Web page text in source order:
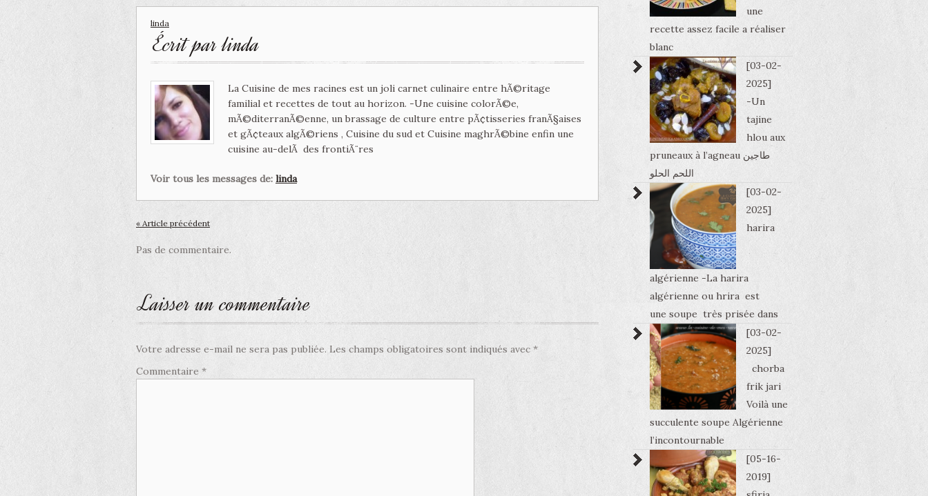
linda
Écrit parlinda
La Cuisine de mes racines est un joli carnet culinaire entre hÃ©ritage
familial et recettes de tout au horizon. -Une cuisine colorÃ©e,
mÃ©diterranÃ©enne, un brassage de culture entre pÃ¢tisseries franÃ§aises
et gÃ¢teaux algÃ©riens , Cuisine du sud et Cuisine maghrÃ©bine enfin une
cuisine au-delÃ des frontiÃ¨res
Voir tous les messages de: linda
« Article précédent
Pas de commentaire.
Laisser un commentaire
Votre adresse e-mail ne sera pas publiée. Les champs obligatoires sont indiqués avec *
Commentaire *
une
recette assez facile a réaliser
blanc
[03-02-
2025]
-Un
tajine
hlou aux
pruneaux à l’agneau طاجين
اللحم الحلو
[03-02-
2025]
harira
algérienne -La harira
algérienne ou hrira est
une soupe très prisée dans
[03-02-
2025]
chorba
frik jari
Voilà une
succulente soupe Algérienne
l’incontournable
[05-16-
2019]